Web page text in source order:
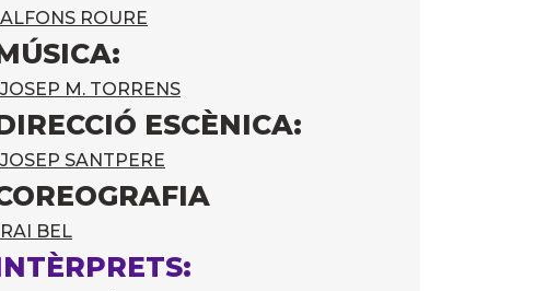
ALFONS ROURE
JOSEP M. TORRENS
ESCÈNICA:
JOSEP SANTPERE
RAI BEL